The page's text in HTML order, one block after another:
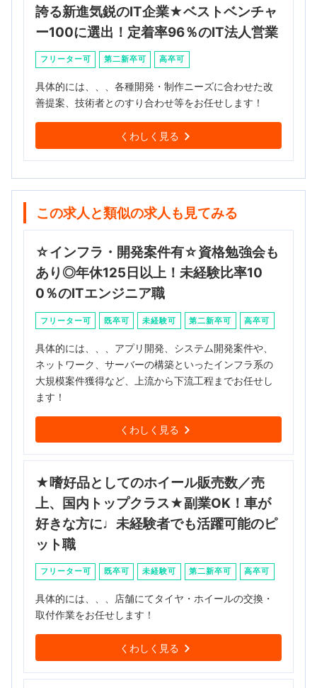
誇る新進気鋭のIT企業★ベストベンチャ
ー100に選出！定着率96％のIT法人営業
フリーター可 第二新卒可 高卒可
具体的には、、、各種開発・制作ニーズに合わせた改
善提案、技術者とのすり合わせ等をお任せします！
くわしく見る
この求人と類似の求人も見てみる
☆インフラ・開発案件有☆資格勉強会も
あり◎年休125日以上！未経験比率10
0％のITエンジニア職
フリーター可 既卒可 未経験可 第二新卒可 高卒可
具体的には、、、アプリ開発、システム開発案件や、
ネットワーク、サーバーの構築といったインフラ系の
大規模案件獲得など、上流から下流工程までお任せし
ます！
くわしく見る
★嗜好品としてのホイール販売数／売
上、国内トップクラス★副業OK！車が
好きな方に♩未経験者でも活躍可能のピ
ット職
フリーター可 既卒可 未経験可 第二新卒可 高卒可
具体的には、、、店舗にてタイヤ・ホイールの交換・
取付作業をお任せします！
くわしく見る